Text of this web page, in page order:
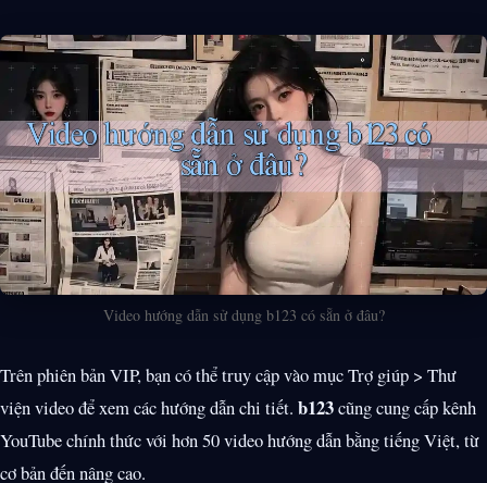
Video hướng dẫn sử dụng b123 có sẵn ở đâu?
Trên phiên bản VIP, bạn có thể truy cập vào mục Trợ giúp > Thư
viện video để xem các hướng dẫn chi tiết. b123cũng cung cấp kênh
YouTube chính thức với hơn 50 video hướng dẫn bằng tiếng Việt, từ
cơ bản đến nâng cao.